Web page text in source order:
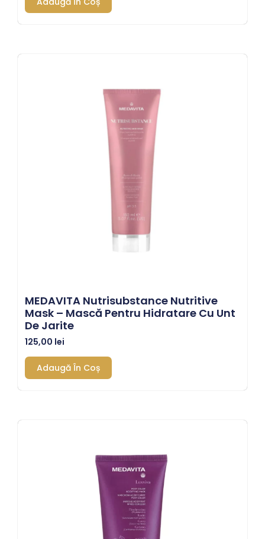
MEDAVITA Nutrisubstance Nutritive
Mask – Mască Pentru Hidratare Cu Unt
De Jarite
125,00 lei
Adaugă În Coș